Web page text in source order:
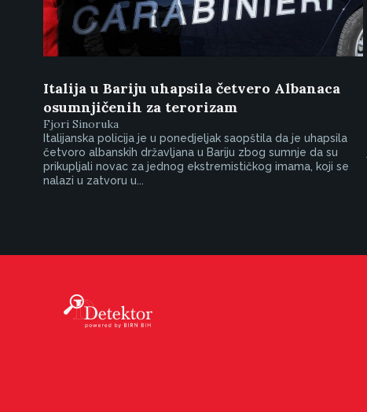
Italija u Bariju uhapsila četvero Albanaca
osumnjičenih za terorizam
Fjori Sinoruka
Italijanska policija je u ponedjeljak saopštila da je uhapsila
četvoro albanskih državljana u Bariju zbog sumnje da su
prikupljali novac za jednog ekstremističkog imama, koji se
nalazi u zatvoru u...